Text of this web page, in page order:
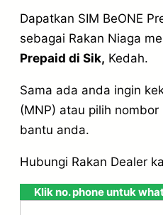
Dapatkan SIM BeONE
sebagai Rakan Niaga
Prepaid di Sik, Kedah.
Sama ada anda ingin
(MNP) atau pilih
bantu anda.
Hubungi Rakan Dealer
Klik no. phone untuk